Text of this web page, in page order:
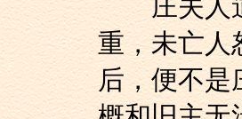
庄夫人道
重，未亡人
后，便不是